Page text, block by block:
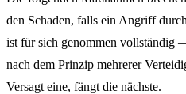
den Schaden, falls ein Angriff
ist für sich genommen vollständig
nach dem Prinzip mehrerer
Versagt eine, fängt die nächste.